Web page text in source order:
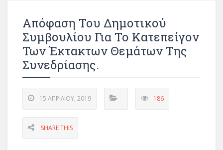
Απόφαση Του Δημοτικού
Συμβουλίου Για Το Κατεπείγον
Των Έκτακτων Θεμάτων Της
Συνεδρίασης.
15 ΑΠΡΙΛΊΟΥ, 2019 186
SHARE THIS